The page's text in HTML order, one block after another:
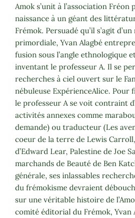
Amok s’unit à l’association
naissance à un géant des
Frémok. Persuadé qu’il s’agit
primordiale, Yvan Alagbé
fusion sous l’angle ethnologique
inventant le professeur A. Il se
recherches à ciel ouvert sur le
nébuleuse ExpérienceAlice. Pour
le professeur A se voit contraint
activités annexes comme
demande) ou traducteur (Les
coeur de la terre de Lewis
d’Edward Lear, Palestine de Joe
marchands de Beauté de Ben
générale, ses inlassables
du frémokisme devraient
sur une véritable histoire de
comité éditorial du Frémok, Yvan